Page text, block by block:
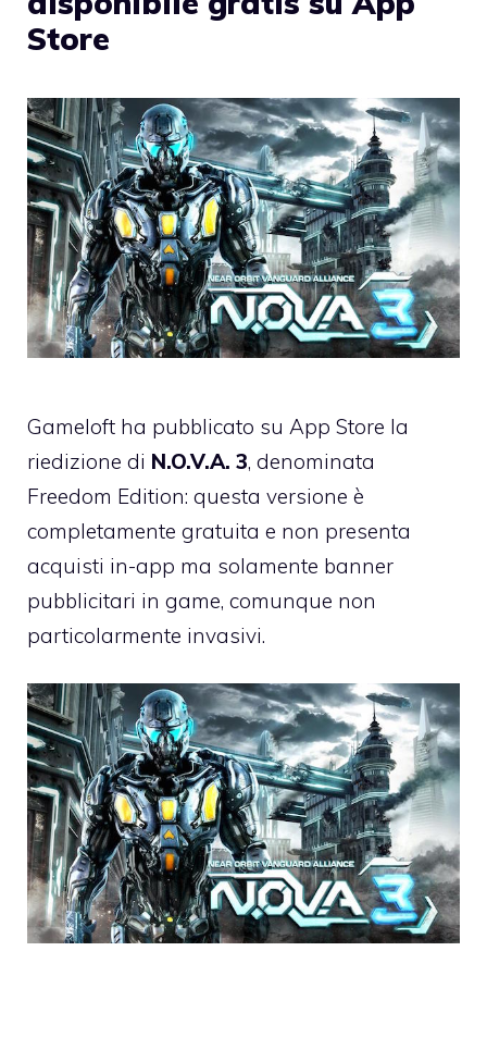
Store
Gameloft ha pubblicato su App Store la
riedizione di N.O.V.A. 3, denominata
Freedom Edition: questa versione è
completamente gratuita e non presenta
acquisti in-app ma solamente banner
pubblicitari in game, comunque non
particolarmente invasivi.